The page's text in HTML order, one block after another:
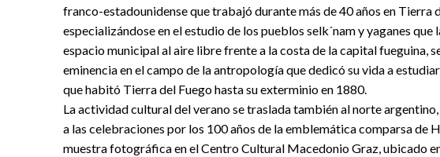
franco-estadounidense que trabajó durante más de 40 años en Tierra
especializándose en el estudio de los pueblos selk´nam y yaganes que
espacio municipal al aire libre frente a la costa de la capital fueguina,
eminencia en el campo de la antropología que dedicó su vida a
que habitó Tierra del Fuego hasta su exterminio en 1880.
La actividad cultural del verano se traslada también al norte
a las celebraciones por los 100 años de la emblemática comparsa de
muestra fotográfica en el Centro Cultural Macedonio Graz, ubicado